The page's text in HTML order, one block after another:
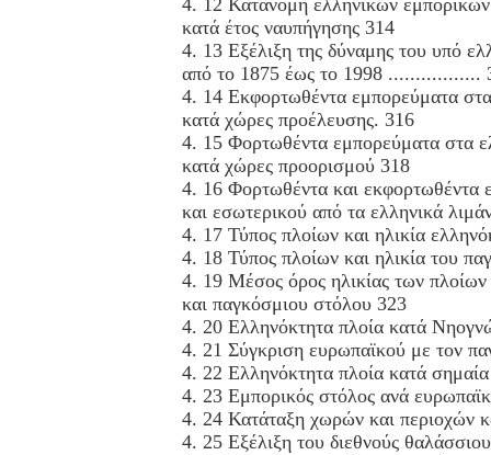
4. 12 Κατανομή ελληνικών
κατά έτος ναυπήγησης 314
4. 13 Εξέλιξη της δύναμης του υπό
από το 1875 έως το 1998 .................
4. 14 Εκφορτωθέντα εμπορεύματα στα
κατά χώρες προέλευσης. 316
4. 15 Φορτωθέντα εμπορεύματα στα
κατά χώρες προορισμού 318
4. 16 Φορτωθέντα και εκφορτωθέντα
και εσωτερικού από τα ελληνικά
4. 17 Τύπος πλοίων και ηλικία
4. 18 Τύπος πλοίων και ηλικία του
4. 19 Μέσος όρος ηλικίας των πλοίων
και παγκόσμιου στόλου 323
4. 20 Ελληνόκτητα πλοία κατά
4. 21 Σύγκριση ευρωπαϊκού με τον
4. 22 Ελληνόκτητα πλοία κατά
4. 23 Εμπορικός στόλος ανά
4. 24 Κατάταξη χωρών και περιοχών
4. 25 Εξέλιξη του διεθνούς